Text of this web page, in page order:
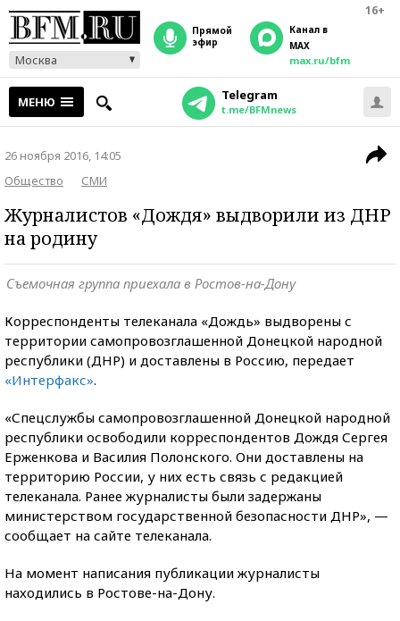
16+
Москва
прямой
эфир
Канал в
MAX
max.ru/bfm
МЕНЮ Telegram
t.me/BFMnews
26 ноября 2016, 14:05
Общество
СМИ
Журналистов «Дождя» выдворили из ДНР
на родину
Съемочная группа приехала в Ростов-на-Дону
Корреспонденты телеканала «Дождь» выдворены с
территории самопровозглашенной Донецкой народной
республики (ДНР) и доставлены в Россию, передает
«Интерфакс».
«Спецслужбы самопровозглашенной Донецкой народной
республики освободили корреспондентов Дождя Сергея
Ерженкова и Василия Полонского. Они доставлены на
территорию России, у них есть связь с редакцией
телеканала. Ранее журналисты были задержаны
министерством государственной безопасности ДНР», —
сообщает на сайте телеканала.
На момент написания публикации журналисты
находились в Ростове-на-Дону.